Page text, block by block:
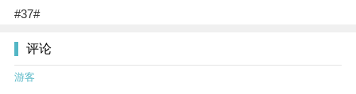
#37#
评论
游客